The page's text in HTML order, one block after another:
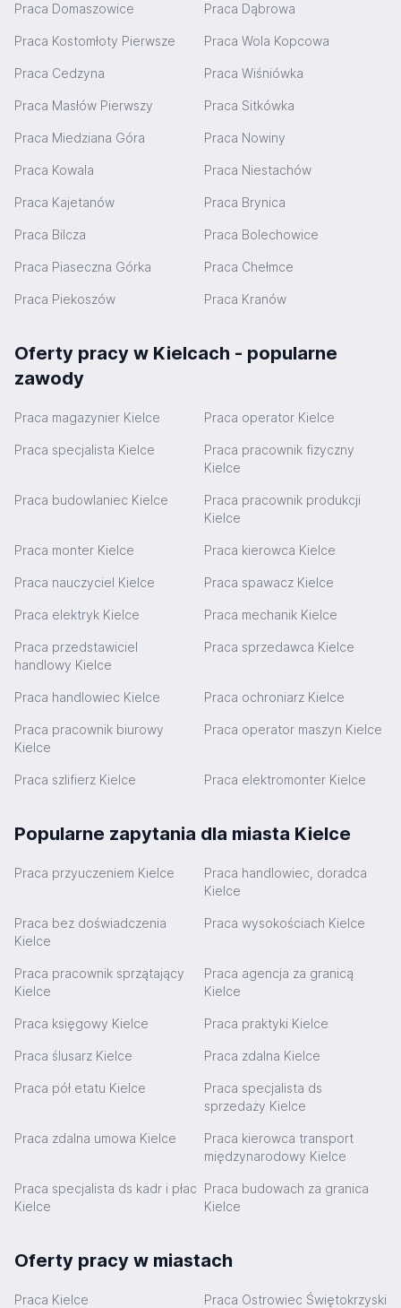
Praca Domaszowice Praca Dąbrowa
Praca Kostomłoty Pierwsze Praca Wola Kopcowa
Praca Cedzyna Praca Wiśniówka
Praca Masłów Pierwszy Praca Sitkówka
Praca Miedziana Góra Praca Nowiny
Praca Kowala Praca Niestachów
Praca Kajetanów Praca Brynica
Praca Bilcza Praca Bolechowice
Praca Piaseczna Górka Praca Chełmce
Praca Piekoszów Praca Kranów
Oferty pracy w Kielcach - popularne
zawody
Praca magazynier Kielce Praca operator Kielce
Praca specjalista Kielce
Praca pracownik fizyczny
Kielce
Praca budowlaniec Kielce
Praca pracownik produkcji
Kielce
Praca monter Kielce Praca kierowca Kielce
Praca nauczyciel Kielce Praca spawacz Kielce
Praca elektryk Kielce Praca mechanik Kielce
Praca przedstawiciel
handlowy Kielce
Praca sprzedawca Kielce
Praca handlowiec Kielce Praca ochroniarz Kielce
Praca pracownik biurowy
Kielce
Praca operator maszyn Kielce
Praca szlifierz Kielce Praca elektromonter Kielce
Popularne zapytania dla miasta Kielce
Praca przyuczeniem Kielce
Praca handlowiec, doradca
Kielce
Praca bez doświadczenia
Kielce
Praca wysokościach Kielce
Praca pracownik sprzątający
Kielce
Praca agencja za granicą
Kielce
Praca księgowy Kielce Praca praktyki Kielce
Praca ślusarz Kielce Praca zdalna Kielce
Praca pół etatu Kielce
Praca specjalista ds
sprzedaży Kielce
Praca zdalna umowa Kielce
Praca kierowca transport
międzynarodowy Kielce
Praca specjalista ds kadr i płac
Kielce
Praca budowach za granica
Kielce
Oferty pracy w miastach
Praca Kielce Praca Ostrowiec Świętokrzyski